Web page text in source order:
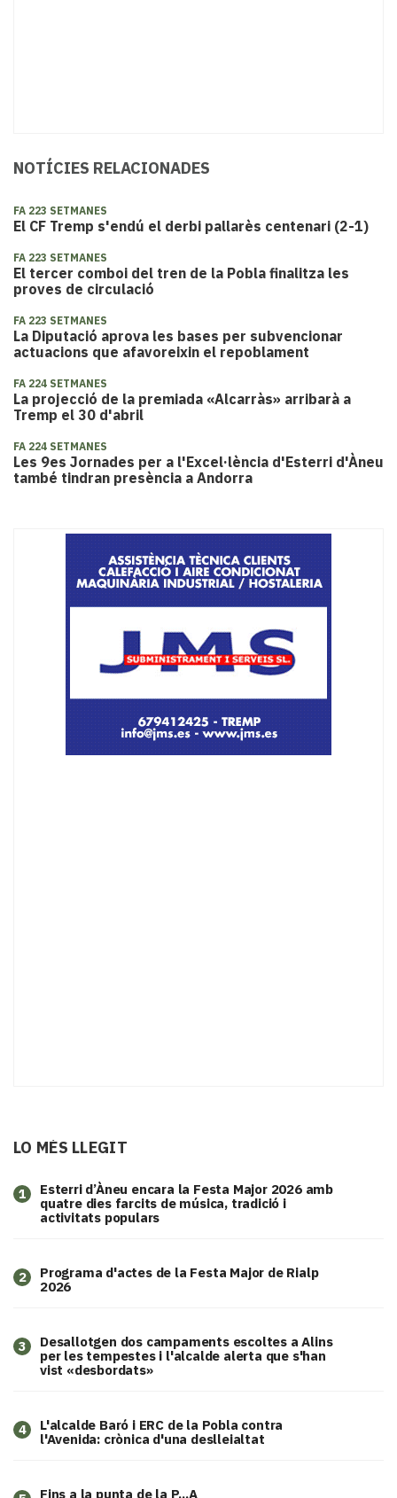
NOTÍCIES RELACIONADES
FA 223 SETMANES
El CF Tremp s'endú el derbi pallarès centenari (2-1)
FA 223 SETMANES
El tercer comboi del tren de la Pobla finalitza les
proves de circulació
FA 223 SETMANES
La Diputació aprova les bases per subvencionar
actuacions que afavoreixin el repoblament
FA 224 SETMANES
La projecció de la premiada «Alcarràs» arribarà a
Tremp el 30 d'abril
FA 224 SETMANES
Les 9es Jornades per a l'Excel·lència d'Esterri d'Àneu
també tindran presència a Andorra
LO MÉS LLEGIT
1
Esterri d’Àneu encara la Festa Major 2026 amb
quatre dies farcits de música, tradició i
activitats populars
2
Programa d'actes de la Festa Major de Rialp
2026
3
​Desallotgen dos campaments escoltes a Alins
per les tempestes i l'alcalde alerta que s'han
vist «desbordats»
4
L'alcalde Baró i ERC de la Pobla contra
l'Avenida: crònica d'una deslleialtat
Fins a la punta de la P...A